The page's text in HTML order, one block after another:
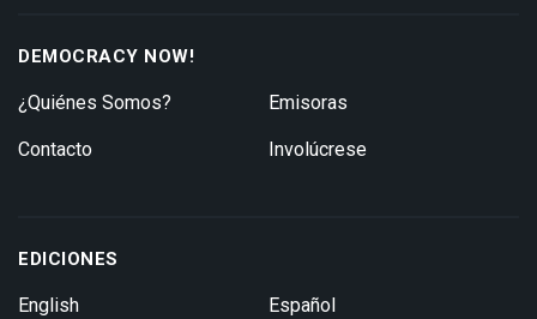
DEMOCRACY NOW!
¿Quiénes Somos?
Contacto
Emisoras
Involúcrese
EDICIONES
English Español